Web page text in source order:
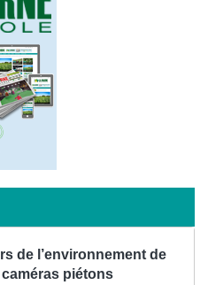
de l’environnement de
caméras piétons